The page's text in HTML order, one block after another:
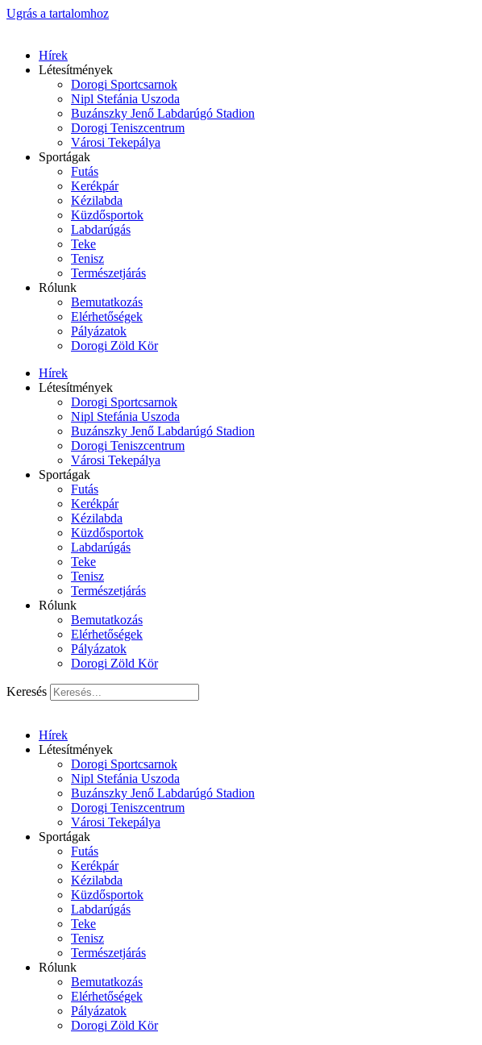
Ugrás a tartalomhoz
Hírek
Létesítmények
Dorogi Sportcsarnok
Nipl Stefánia Uszoda
Buzánszky Jenő Labdarúgó Stadion
Dorogi Teniszcentrum
Városi Tekepálya
Sportágak
Futás
Kerékpár
Kézilabda
Küzdősportok
Labdarúgás
Teke
Tenisz
Természetjárás
Rólunk
Bemutatkozás
Elérhetőségek
Pályázatok
Dorogi Zöld Kör
Hírek
Létesítmények
Dorogi Sportcsarnok
Nipl Stefánia Uszoda
Buzánszky Jenő Labdarúgó Stadion
Dorogi Teniszcentrum
Városi Tekepálya
Sportágak
Futás
Kerékpár
Kézilabda
Küzdősportok
Labdarúgás
Teke
Tenisz
Természetjárás
Rólunk
Bemutatkozás
Elérhetőségek
Pályázatok
Dorogi Zöld Kör
Keresés
Hírek
Létesítmények
Dorogi Sportcsarnok
Nipl Stefánia Uszoda
Buzánszky Jenő Labdarúgó Stadion
Dorogi Teniszcentrum
Városi Tekepálya
Sportágak
Futás
Kerékpár
Kézilabda
Küzdősportok
Labdarúgás
Teke
Tenisz
Természetjárás
Rólunk
Bemutatkozás
Elérhetőségek
Pályázatok
Dorogi Zöld Kör